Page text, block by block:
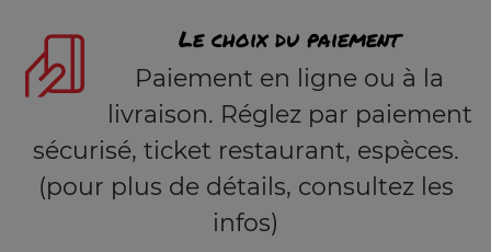
Le choix du paiement
Paiement en ligne ou à la
livraison. Réglez par paiement
sécurisé, ticket restaurant, espèces.
(pour plus de détails, consultez les
infos)